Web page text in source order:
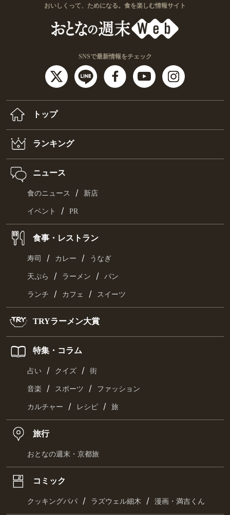
おいしくって、ためになる。食を楽しむ情報サイト
SNSで最新情報をチェック
トップ
ランキング
ニュース
食のニュース / 新店
イベント / PR
食事・レストラン
寿司 / カレー / うなぎ
天ぷら / ラーメン / パン
ランチ / カフェ / スイーツ
TRYラーメン大賞
特集・コラム
占い / クイズ / 街
音楽 / スポーツ / ファッション
カルチャー / レシピ / 旅
旅行
おとなの週末・京都旅
コミック
クッキングパパ / ラズウェル細木 / 漫画・満吉くん